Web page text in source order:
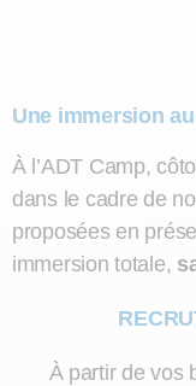
Une immersion
À l’ADT Camp,
dans le cadre de
proposées en
immersion totale,
À partir de vos